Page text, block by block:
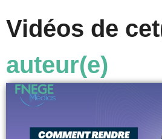
Vidéos de
auteur(e)